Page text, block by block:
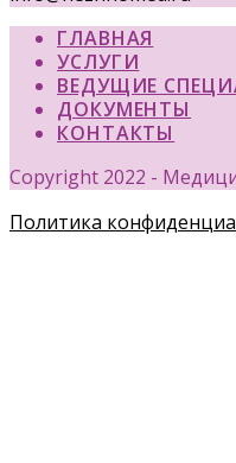
ГЛАВНАЯ
УСЛУГИ
ВЕДУЩИЕ
ДОКУМЕНТЫ
КОНТАКТЫ
Copyright 2022 -
Политика